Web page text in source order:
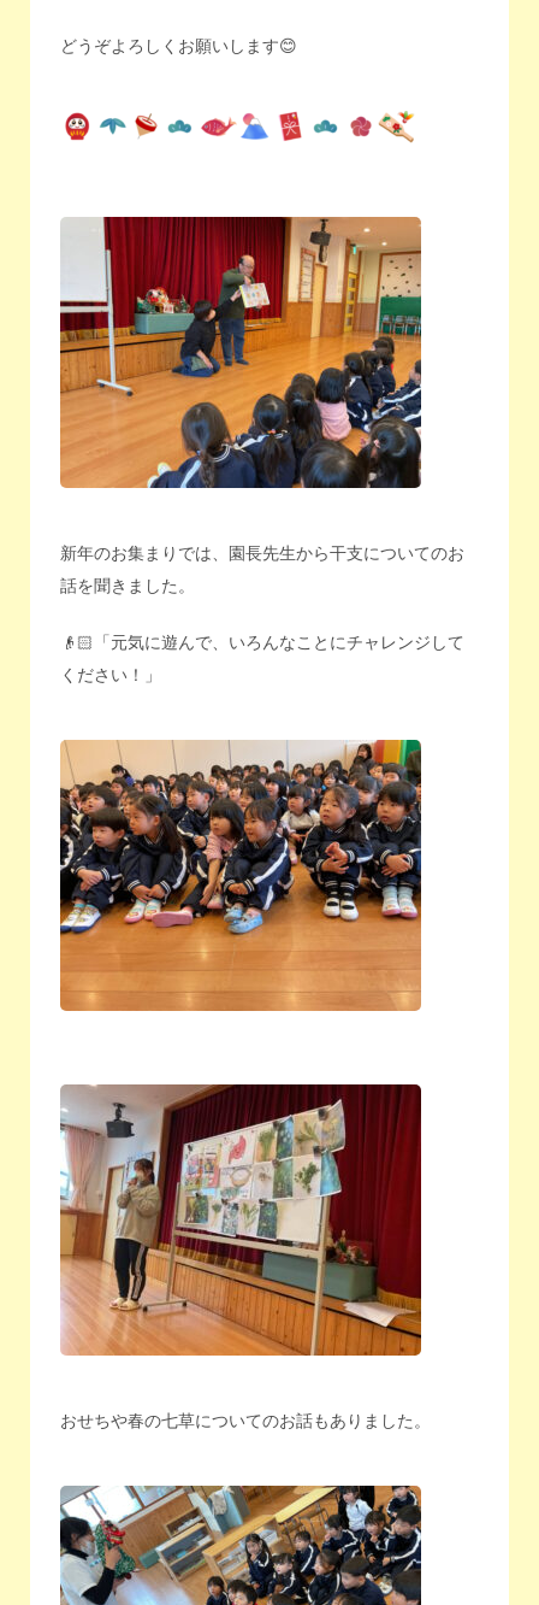
どうぞよろしくお願いします😊
新年のお集まりでは、園長先生から干支についてのお
話を聞きました。
👴🏻「元気に遊んで、いろんなことにチャレンジして
ください！」
おせちや春の七草についてのお話もありました。